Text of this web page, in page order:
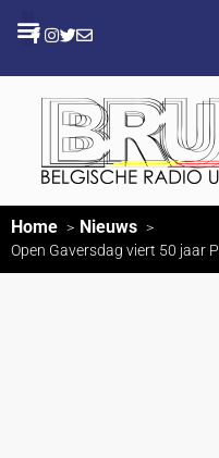
Home Nieuws
Open Gaversdag viert 50 jaar